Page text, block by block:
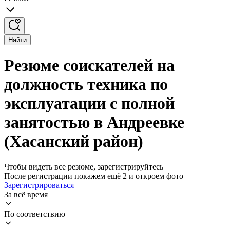
Найти
Резюме соискателей на
должность техника по
эксплуатации с полной
занятостью в Андреевке
(Хасанский район)
Чтобы видеть все резюме, зарегистрируйтесь
После регистрации покажем ещё 2 и откроем фото
Зарегистрироваться
За всё время
По соответствию